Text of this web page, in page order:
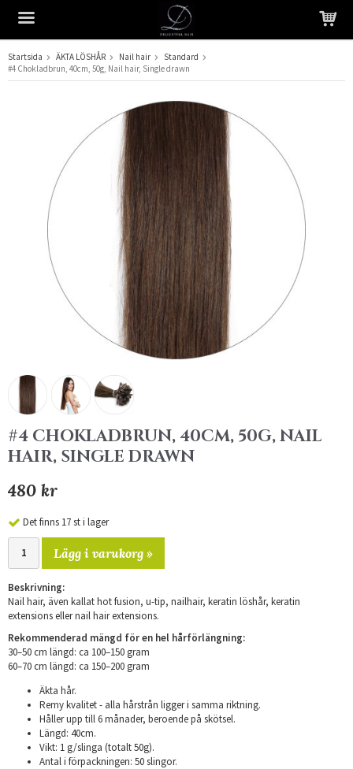
Produkten har blivit tillagd i varukorgen
Startsida ÄKTA LÖSHÅR Nail hair
Standard
#4 Chokladbrun, 40cm, 50g, Nail hair, Single drawn
#4 CHOKLADBRUN, 40CM, 50G, NAIL
HAIR, SINGLE DRAWN
480 kr
Det finns 17 st i lager
Lägg i varukorg »
Beskrivning:
Nail hair, även kallat hot fusion, u-tip, nailhair, keratin löshår, keratin
extensions eller nail hair extensions.
Rekommenderad mängd för en hel hårförlängning:
30–50 cm längd: ca 100–150 gram
​60–70 cm längd: ca 150–200 gram
Äkta hår.
Remy kvalitet - alla hårstrån ligger i samma riktning.
Håller upp till 6 månader, beroende på skötsel.
Längd: 40cm.
Vikt: 1 g/slinga (totalt 50g).
Antal i förpackningen: 50 slingor.